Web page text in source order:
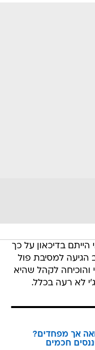
בדיכאון על כך
הגיעה למסיבת פול
לקהל שהיא
לא רעה בכלל.
אך מפחדים?
חכמים